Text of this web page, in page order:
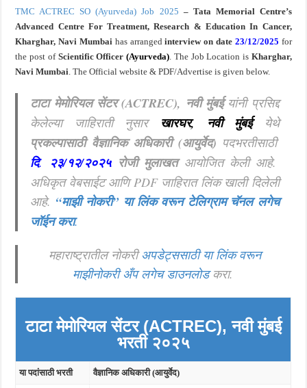
TMC ACTREC SO (Ayurveda) Job 2025 – Tata Memorial Centre’s
Advanced Centre For Treatment, Research & Education In Cancer,
Kharghar, Navi Mumbai has arranged interview on date 23/12/2025 for
the post ofScientific Officer(Ayurveda) . The Job Location is Kharghar,
Navi Mumbai . The Official website & PDF/Advertise is given below.
टाटा मेमोरियल सेंटर (ACTREC), नवी मुंबईयांनी प्रसिद्द
केलेल्या जाहिराती नुसार खारघर, नवी मुंबईयेथे
प्रकल्पासाठी वैज्ञानिक अधिकारी (आयुर्वेद) पदभरतीसाठी
दि. २३/१२/२०२५रोजी मुलाखत आयोजित केली आहे.
अधिकृत वेबसाईट आणि PDF जाहिरात लिंक खाली दिलेली
आहे. “माझी नोकरी” या लिंक वरून टेलिग्राम चॅनल लगेच
जॉईन करा.
महाराष्ट्रातील नोकरीअपडेट्ससाठी या लिंक वरून
माझीनोकरी अँप लगेच डाउनलोडकरा.
टाटा मेमोरियल सेंटर (ACTREC), नवी मुंबई
भरती २०२५
या पदांसाठी भरती वैज्ञानिक अधिकारी (आयुर्वेद)